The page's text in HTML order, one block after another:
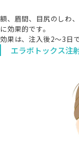
額、眉間、目尻のしわ
に効果的です。
効果は、注入後2～3日
エラボトックス注